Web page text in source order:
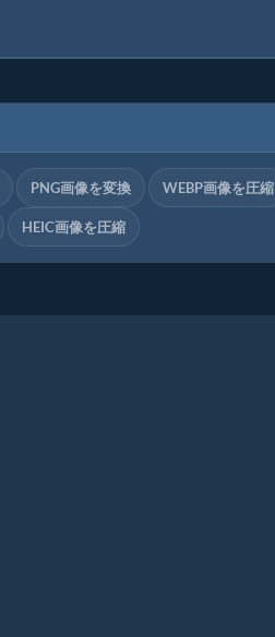
PNG画像を変換 WEBP画像を圧縮
HEIC画像を圧縮